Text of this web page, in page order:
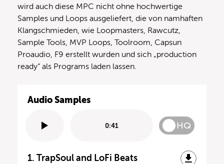
wird auch diese MPC nicht ohne hochwertige
Samples und Loops ausgeliefert, die von namhaften
Klangschmieden, wie Loopmasters, Rawcutz,
Sample Tools, MVP Loops, Toolroom, Capsun
Proaudio, F9 erstellt wurden und sich „production
ready“ als Programs laden lassen.
Audio Samples
0:41 HQ
1. TrapSoul and LoFi Beats